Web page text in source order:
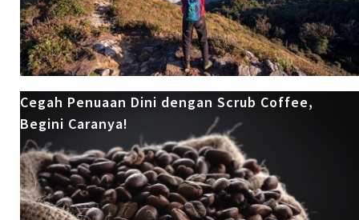
Cegah Penuaan Dini dengan Scrub Coffee,
Begini Caranya!